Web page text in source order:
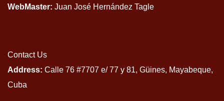
WebMaster: Juan José Hernández Tagle
Contact Us
Address: Calle 76 #7707 e/ 77 y 81, Güines, Mayabeque,
Cuba